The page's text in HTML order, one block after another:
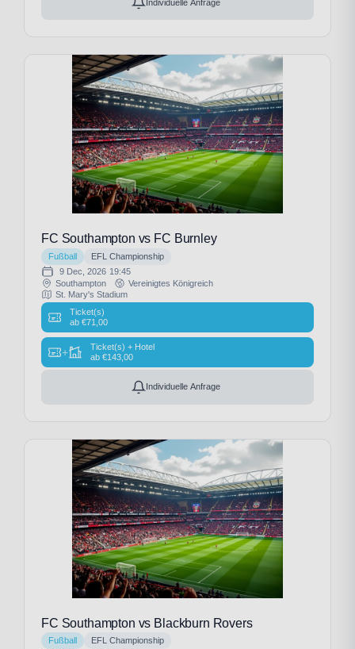
Individuelle Anfrage
FC Southampton vs FC Burnley
Fußball
EFL Championship
9 Dec, 2026 19:45
Southampton
Vereinigtes Königreich
St. Mary's Stadium
Ticket(s)
ab €71,00
+
Ticket(s) + Hotel
ab €143,00
Individuelle Anfrage
FC Southampton vs Blackburn Rovers
Fußball
EFL Championship